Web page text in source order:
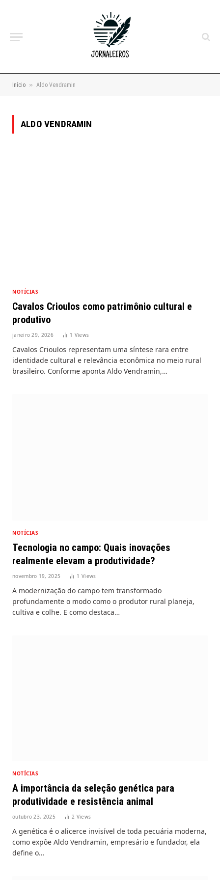
Início » Aldo Vendramin
ALDO VENDRAMIN
NOTÍCIAS
Cavalos Crioulos como patrimônio cultural e
produtivo
janeiro 29, 2026 1 Views
Cavalos Crioulos representam uma síntese rara entre
identidade cultural e relevância econômica no meio rural
brasileiro. Conforme aponta Aldo Vendramin,…
NOTÍCIAS
Tecnologia no campo: Quais inovações
realmente elevam a produtividade?
novembro 19, 2025 1Views
A modernização do campo tem transformado
profundamente o modo como o produtor rural planeja,
cultiva e colhe. E como destaca…
NOTÍCIAS
A importância da seleção genética para
produtividade e resistência animal
outubro 23, 2025 2 Views
A genética é o alicerce invisível de toda pecuária moderna,
como expõe Aldo Vendramin, empresário e fundador, ela
define o…